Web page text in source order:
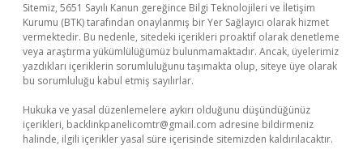
Sitemiz, 5651 Sayılı Kanun gereğince Bilgi Teknolojileri ve İletişim
Kurumu (BTK) tarafından onaylanmış bir Yer Sağlayıcı olarak hizmet
vermektedir. Bu nedenle, sitedeki içerikleri proaktif olarak denetleme
veya araştırma yükümlülüğümüz bulunmamaktadır. Ancak, üyelerimiz
yazdıkları içeriklerin sorumluluğunu taşımakta olup, siteye üye olarak
bu sorumluluğu kabul etmiş sayılırlar.
Hukuka ve yasal düzenlemelere aykırı olduğunu düşündüğünüz
içerikleri, backlinkpanelicomtr@gmail.com adresine bildirmeniz
halinde, ilgili içerikler yasal süre içerisinde sitemizden kaldırılacaktır.